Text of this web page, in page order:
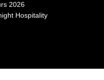
2026
Hospitality